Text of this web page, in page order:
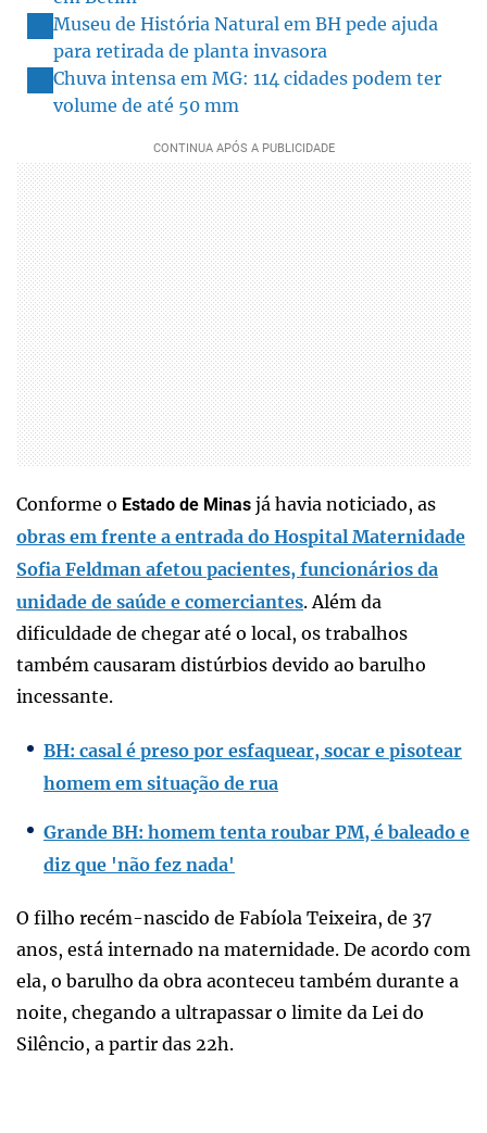
Museu de História Natural em BH pede ajuda
para retirada de planta invasora
Chuva intensa em MG: 114 cidades podem ter
volume de até 50 mm
Conforme o Estado de Minas já havia noticiado, as
obras em frente a entrada do Hospital Maternidade
Sofia Feldman afetou pacientes, funcionários da
unidade de saúde e comerciantes. Além da
dificuldade de chegar até o local, os trabalhos
também causaram distúrbios devido ao barulho
incessante.
BH: casal é preso por esfaquear, socar e pisotear
homem em situação de rua
Grande BH: homem tenta roubar PM, é baleado e
diz que 'não fez nada'
O filho recém-nascido de Fabíola Teixeira, de 37
anos, está internado na maternidade. De acordo com
ela, o barulho da obra aconteceu também durante a
noite, chegando a ultrapassar o limite da Lei do
Silêncio, a partir das 22h.